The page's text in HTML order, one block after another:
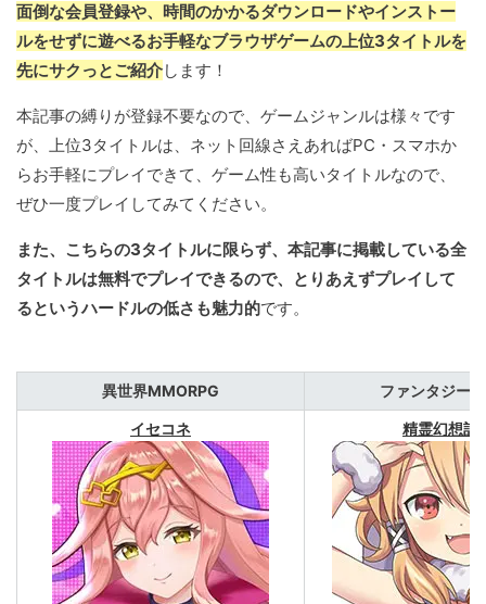
面倒な会員登録や、時間のかかるダウンロードやインストー
ルをせずに遊べるお手軽なブラウザゲームの上位3タイトルを
先にサクっとご紹介します！
本記事の縛りが登録不要なので、ゲームジャンルは様々です
が、上位3タイトルは、ネット回線さえあればPC・スマホか
らお手軽にプレイできて、ゲーム性も高いタイトルなので、
ぜひ一度プレイしてみてください。
また、こちらの3タイトルに限らず、本記事に掲載している全
タイトルは無料でプレイできるので、とりあえずプレイして
るというハードルの低さも魅力的です。
異世界MMORPG ファンタジー
イセコネ 精霊幻想記